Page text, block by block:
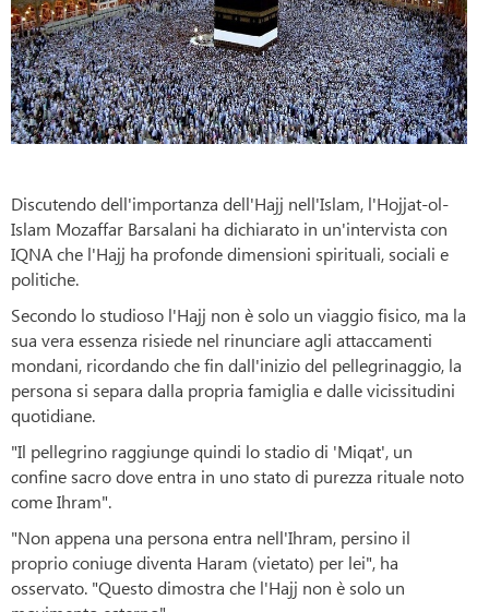
Discutendo dell'importanza dell'Hajj nell'Islam, l'Hojjat-ol-
Islam Mozaffar Barsalani ha dichiarato in un'intervista con
IQNA che l'Hajj ha profonde dimensioni spirituali, sociali e
politiche.
Secondo lo studioso l'Hajj non è solo un viaggio fisico, ma la
sua vera essenza risiede nel rinunciare agli attaccamenti
mondani, ricordando che fin dall'inizio del pellegrinaggio, la
persona si separa dalla propria famiglia e dalle vicissitudini
quotidiane.
"Il pellegrino raggiunge quindi lo stadio di 'Miqat', un
confine sacro dove entra in uno stato di purezza rituale noto
come Ihram".
"Non appena una persona entra nell'Ihram, persino il
proprio coniuge diventa Haram (vietato) per lei", ha
osservato. "Questo dimostra che l'Hajj non è solo un